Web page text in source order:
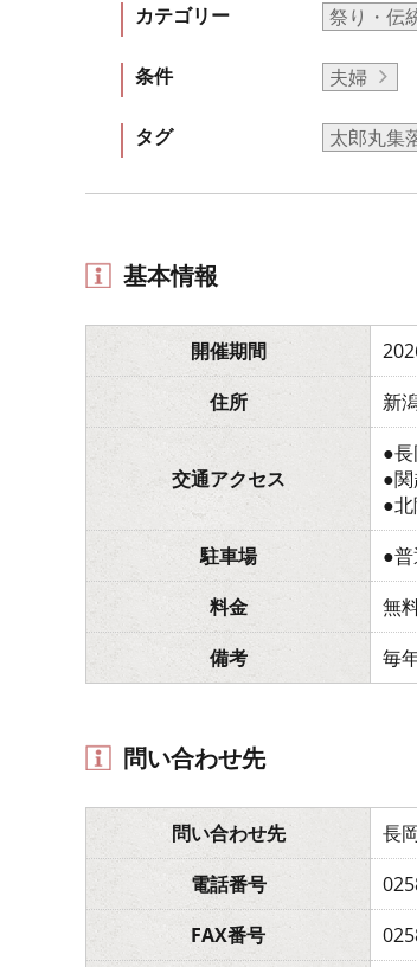
カテゴリー 祭り・伝
条件 夫婦
タグ 太郎丸集
基本情報
開催期間
住所
新
交通アクセス
●
●
●
駐車場
●普
料金
無
備考
毎
問い合わせ先
問い合わせ先
長
電話番号
FAX番号